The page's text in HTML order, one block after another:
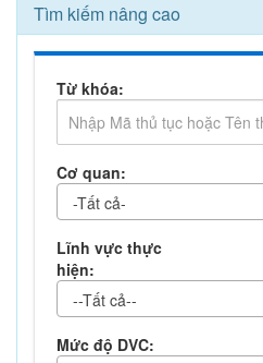
Tìm kiếm nâng cao
Từ khóa:
Cơ quan:
-Tất cả-
Lĩnh vực thực
hiện:
--Tất cả--
Mức độ DVC: